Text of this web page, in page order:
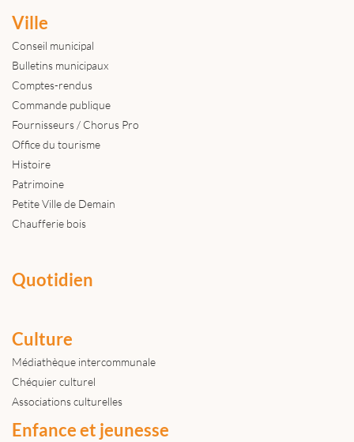
Ville
Conseil municipal
Bulletins municipaux
Comptes-rendus
Commande publique
Fournisseurs / Chorus Pro
Office du tourisme
Histoire
Patrimoine
Petite Ville de Demain
Chaufferie bois
Quotidien
Culture
Médiathèque intercommunale
Chéquier culturel
Associations culturelles
Enfance et jeunesse